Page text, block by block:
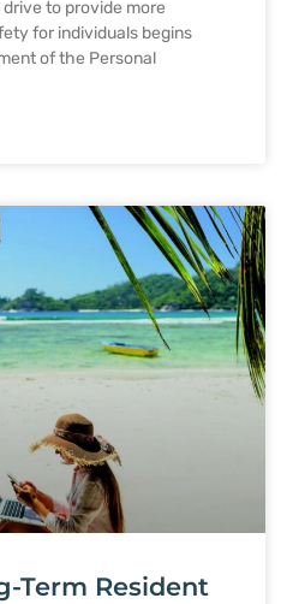
drive to provide more
for individuals begins
of the Personal
Term Resident